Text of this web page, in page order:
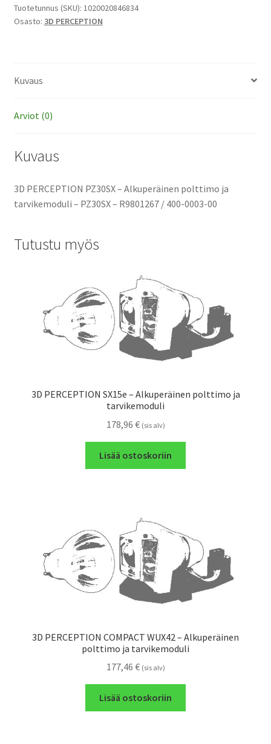
Alkuperäinen
polttimo
Tuotetunnus (SKU): 1020020846834
Osasto: 3D PERCEPTION
Kuvaus
Arviot (0)
Kuvaus
3D PERCEPTION PZ30SX – Alkuperäinen polttimo ja
tarvikemoduli – PZ30SX – R9801267 / 400-0003-00
Tutustu myös
3D PERCEPTION SX15e – Alkuperäinen polttimo ja
tarvikemoduli
178,96 € (sis alv)
Lisää ostoskoriin
3D PERCEPTION COMPACT WUX42 – Alkuperäinen
polttimo ja tarvikemoduli
177,46 € (sis alv)
Lisää ostoskoriin